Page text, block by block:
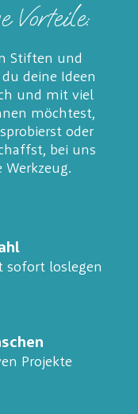
Stiften und
deine Ideen
und mit viel
möchtest,
oder
bei uns
Werkzeug.
sofort loslegen
Projekte